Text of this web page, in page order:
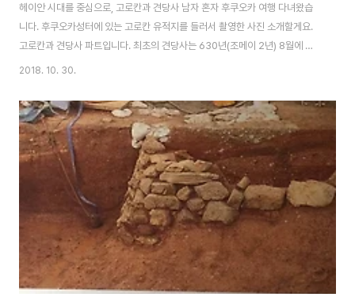
헤이안 시대를 중심으로, 고로칸과 견당사 남자 혼자 후쿠오카 여행 다녀왔습
니다. 후쿠오카성터에 있는 고로칸 유적지를 들러서 촬영한 사진 소개할게요.
고로칸과 견당사 파트입니다. 최초의 견당사는 630년(조메이 2년) 8월에 이
누카미노 미타스키(犬上御田鍬) 일행이었습니다. 894년(간표 6년)에는 스
니다. 견당사는 고로칸에서 출발했으며, 선박의 절반이 침몰할 정도로 항해는
위험했었습니다. 견당사 항해에 사용한 배 (모형)헤이안 시대, 9세기 9세기 헤
이안시대 사용한 배를 복원한 모형입니다. 헤이안 시대였던 838년, 이해에 견
당사가 마지막으로 파견되었습니다. 일본이란 고대 국가를 형성한 인물인 기비
노 마키비(吉備真備)사이초(最澄)소마 ..
2018. 10. 30.